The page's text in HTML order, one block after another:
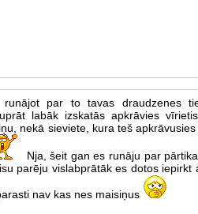
runājot par to tavas draudzenes
labāk izskatās apkrāvies
nekā sieviete, kura teš
Nja, šeit gan es runāju par
parēju vislabprātāk es dotos iepirkt
nav kas nes maisiņus